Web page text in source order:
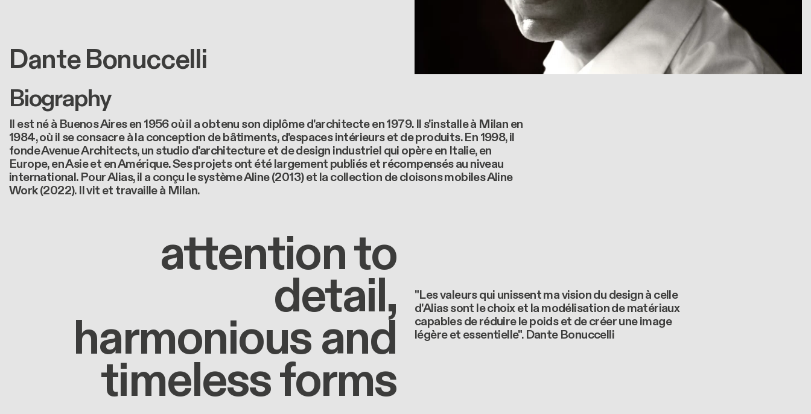
Dante Bonuccelli
Biography
Il est né à Buenos Aires en 1956 où il a obtenu son diplôme d'architecte en 1979. Il s'installe à Milan en
1984, où il se consacre à la conception de bâtiments, d'espaces intérieurs et de produits. En 1998, il
fonde Avenue Architects, un studio d'architecture et de design industriel qui opère en Italie, en
Europe, en Asie et en Amérique. Ses projets ont été largement publiés et récompensés au niveau
international. Pour Alias, il a conçu le système Aline (2013) et la collection de cloisons mobiles Aline
Work (2022). Il vit et travaille à Milan.
attention to
detail,
harmonious and
timeless forms
"Les valeurs qui unissent ma vision du design à celle
d'Alias sont le choix et la modélisation de matériaux
capables de réduire le poids et de créer une image
légère et essentielle". Dante Bonuccelli